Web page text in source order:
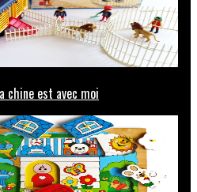
chine est avec moi